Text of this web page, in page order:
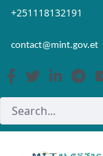
Skip to Main
Open Accessibility
+251118132191
contact@mint.gov.et